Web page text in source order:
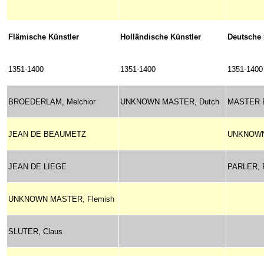
Flämische Künstler Holländische Künstler
1351-1400 1351-1400 1351-1400
BROEDERLAM, Melchior UNKNOWN MASTER, Dutch MASTER
JEAN DE BEAUMETZ
JEAN DE LIEGE PARLER,
UNKNOWN MASTER, Flemish
SLUTER, Claus